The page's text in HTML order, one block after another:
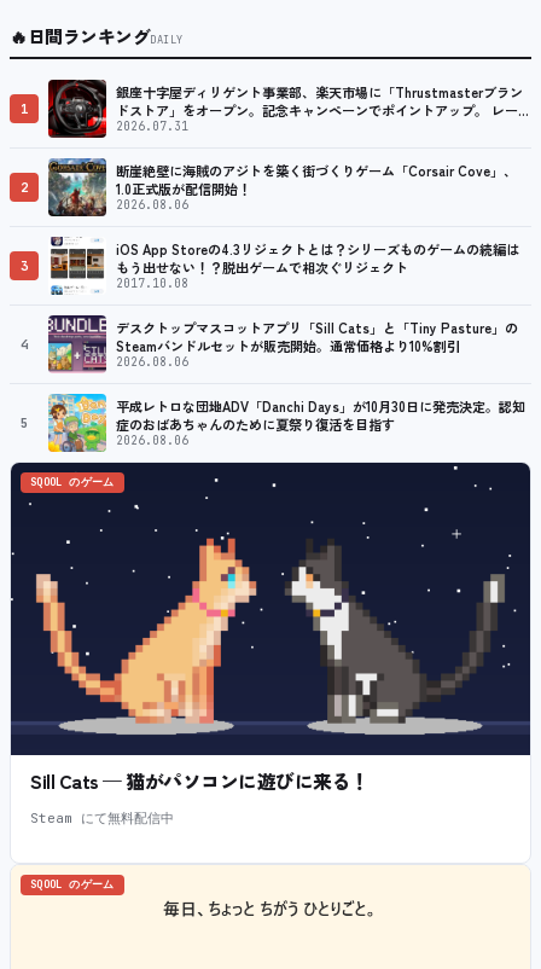
🔥日間ランキングDAILY
1
銀座十字屋ディリゲント事業部、楽天市場に「Thrustmasterブラン
ドストア」をオープン。記念キャンペーンでポイントアップ。 レーシ
ング／フライトシム向けコントローラーを中心に、幅広くラインナッ
2026.07.31
2
断崖絶壁に海賊のアジトを築く街づくりゲーム「Corsair Cove」、
1.0正式版が配信開始！
2026.08.06
3
iOS App Storeの4.3リジェクトとは？シリーズものゲームの続編は
もう出せない！？脱出ゲームで相次ぐリジェクト
2017.10.08
4
デスクトップマスコットアプリ「Sill Cats」と「Tiny Pasture」の
Steamバンドルセットが販売開始。通常価格より10%割引
2026.08.06
5
平成レトロな団地ADV「Danchi Days」が10月30日に発売決定。認知
症のおばあちゃんのために夏祭り復活を目指す
2026.08.06
SQOOL のゲーム
Sill Cats — 猫がパソコンに遊びに来る！
Steam にて無料配信中
SQOOL のゲーム